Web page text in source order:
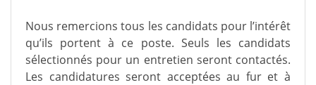
Nous remercions tous les candidats pour l’intérêt
qu’ils portent à ce poste. Seuls les candidats
sélectionnés pour un entretien seront contactés.
Les candidatures seront acceptées au fur et à